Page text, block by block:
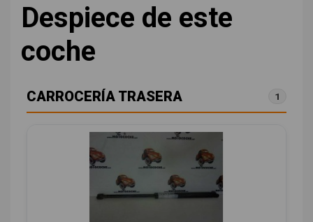
Despiece de este
coche
CARROCERÍA TRASERA 1